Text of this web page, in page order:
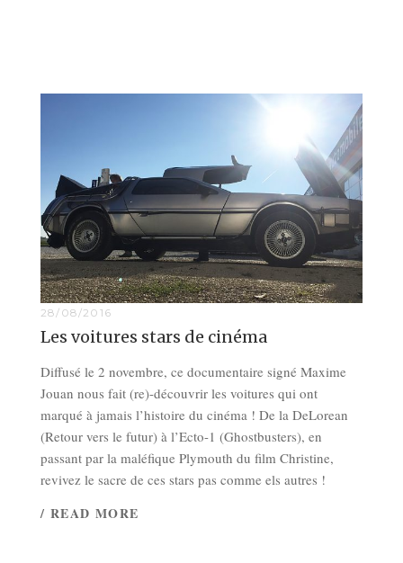
28/08/2016
Les voitures stars de cinéma
Diffusé le 2 novembre, ce documentaire signé Maxime
Jouan nous fait (re)-découvrir les voitures qui ont
marqué à jamais l’histoire du cinéma ! De la DeLorean
(Retour vers le futur) à l’Ecto-1 (Ghostbusters), en
passant par la maléfique Plymouth du film Christine,
revivez le sacre de ces stars pas comme els autres !
/ READ MORE